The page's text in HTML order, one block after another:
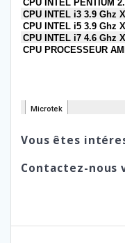
Vous êtes
Contactez-nous